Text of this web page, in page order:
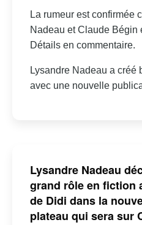
La rumeur est confirmée
Nadeau et Claude Bégin
Détails en commentaire.
Lysandre Nadeau a créé
avec une nouvelle
Lysandre Nadeau
grand rôle en fiction
de Didi dans la
plateau qui sera sur